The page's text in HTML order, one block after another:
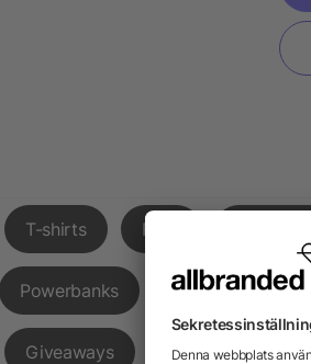
T-shirts Påsk
Powerbanks Godispåsar
Giveaways Expressleverans